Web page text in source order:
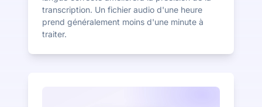
transcription. Un fichier audio d'une heure
prend généralement moins d'une minute à
traiter.